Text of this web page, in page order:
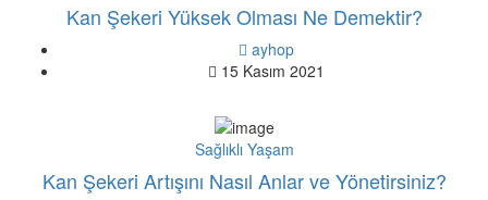
Kan Şekeri Yüksek Olması Ne Demektir?
ayhop
15 Kasım 2021
Sağlıklı Yaşam
Kan Şekeri Artışını Nasıl Anlar ve Yönetirsiniz?